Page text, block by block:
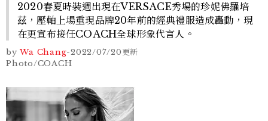
2020春夏時裝週出現在VERSACE秀場的珍妮佛羅培
茲，壓軸上場重現品牌20年前的經典禮服造成轟動，現
在更宣布接任COACH全球形象代言人。
by Wa Chang-2022/07/20更新
Photo/COACH